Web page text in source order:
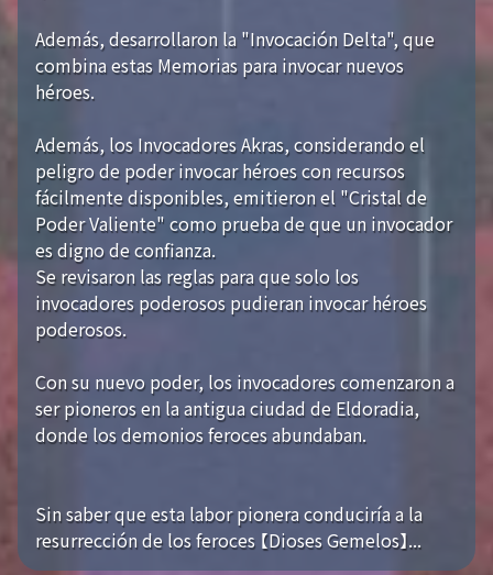
Además, desarrollaron la "Invocación Delta", que
combina estas Memorias para invocar nuevos
héroes.
Además, los Invocadores Akras, considerando el
peligro de poder invocar héroes con recursos
fácilmente disponibles, emitieron el "Cristal de
Poder Valiente" como prueba de que un invocador
es digno de confianza.
Se revisaron las reglas para que solo los
invocadores poderosos pudieran invocar héroes
poderosos.
Con su nuevo poder, los invocadores comenzaron a
ser pioneros en la antigua ciudad de Eldoradia,
donde los demonios feroces abundaban.
Sin saber que esta labor pionera conduciría a la
resurrección de los feroces 【Dioses Gemelos】...